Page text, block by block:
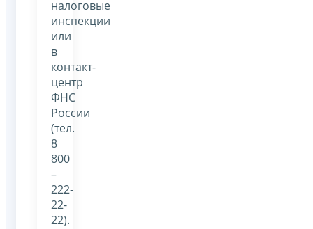
налоговые
инспекции
или
в
контакт-
центр
ФНС
России
(тел.
8
800
–
222-
22-
22).